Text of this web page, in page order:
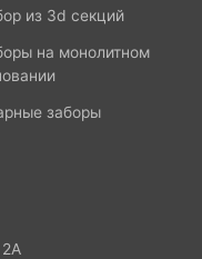
из 3d секций
на монолитном
заборы
2А